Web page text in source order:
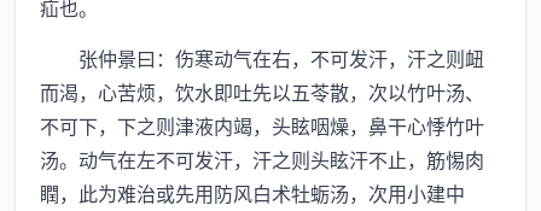
疝也。
张仲景曰：伤寒动气在右，不可发汗，汗之则衄
而渴，心苦烦，饮水即吐先以五苓散，次以竹叶汤、
不可下，下之则津液内竭，头眩咽燥，鼻干心悸竹叶
汤。动气在左不可发汗，汗之则头眩汗不止，筋惕肉
瞤，此为难治或先用防风白术牡蛎汤，次用小建中